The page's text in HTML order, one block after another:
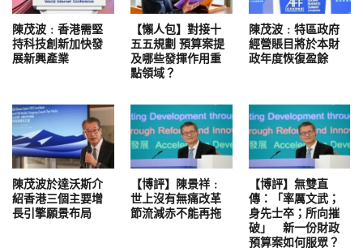
陳茂波﹕香港需堅
持科技創新加快發
展新興產業
【懶人包】對接十
五五規劃 預算案提
及哪些發揮作用重
點領域？
陳茂波﹕特區政府
經營賬目將於本財
政年度恢復盈餘
陳茂波於達沃斯介
紹香港三個主要增
長引擎願景布局
【博評】陳景祥﹕
世上沒有無痛改革
節流減赤不能再拖
【博評】無雙直
傳：「率厲文武；
身先士卒；所向摧
破」 新一份財政
預算案如何服眾？